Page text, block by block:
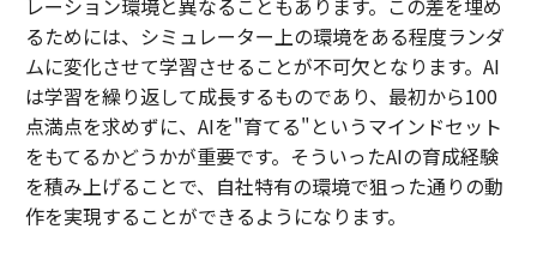
レーション環境と異なることもあります。この差を埋め
るためには、シミュレーター上の環境をある程度ランダ
ムに変化させて学習させることが不可欠となります。AI
は学習を繰り返して成長するものであり、最初から100
点満点を求めずに、AIを"育てる"というマインドセット
をもてるかどうかが重要です。そういったAIの育成経験
を積み上げることで、自社特有の環境で狙った通りの動
作を実現することができるようになります。